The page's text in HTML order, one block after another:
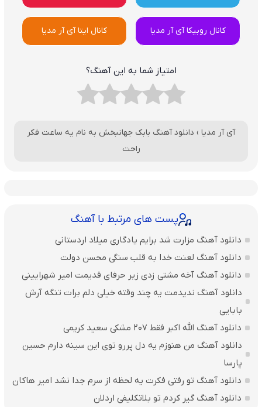
کانال روبیکا آی آر مدیا کانال ایتا آی آر مدیا
امتیاز شما به این آهنگ؟
آی آر مدیا › دانلود آهنگ بابک جهانبخش به نام یه ساعت فکر
راحت
پست های مرتبط با آهنگ
دانلود آهنگ مزارت شد برایم یادگاری میلاد اردستانی
دانلود آهنگ لعنت خدا به قلب سنگی محسن دولت
دانلود آهنگ آخه مشتی زدی زیر حرفای قدیمت امیر شهرایینی
دانلود آهنگ ندیدمت یه چند وقته خیلی دلم برات تنگه آرش
بابایی
دانلود آهنگ الله اکبر فقط 207 مشکی سعید کریمی
دانلود آهنگ من هنوزم یه دل پررو توی این سینه دارم حسین
پارسا
دانلود آهنگ تو رفتی فکرت یه لحظه از سرم جدا نشد امیر هاکان
دانلود آهنگ گیر کردم تو بلاتکلیفی اردلان